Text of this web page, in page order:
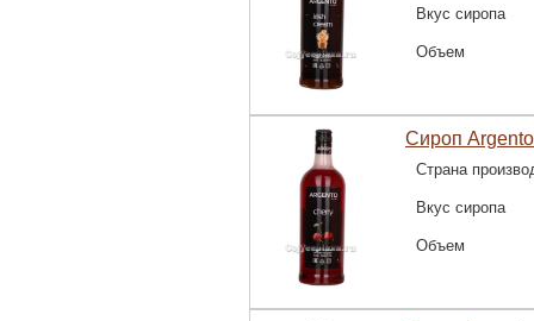
Вкус сиропа
Объем
Сироп
Страна
Вкус сиропа
Объем